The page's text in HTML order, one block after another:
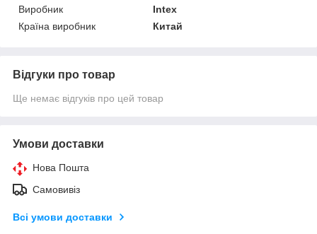
Виробник
Intex
Країна виробник
Китай
Відгуки про товар
Ще немає відгуків про цей товар
Умови доставки
Нова Пошта
Самовивіз
Всі умови доставки